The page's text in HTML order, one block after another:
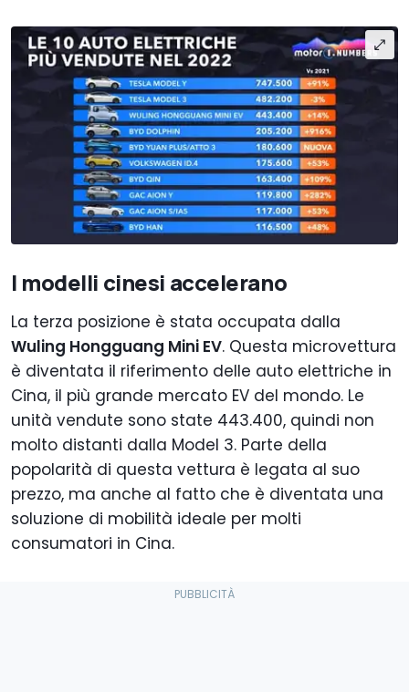
I modelli cinesi accelerano
La terza posizione è stata occupata dalla
Wuling Hongguang Mini EV. Questa microvettura
è diventata il riferimento delle auto elettriche in
Cina, il più grande mercato EV del mondo. Le
unità vendute sono state 443.400, quindi non
molto distanti dalla Model 3. Parte della
popolarità di questa vettura è legata al suo
prezzo, ma anche al fatto che è diventata una
soluzione di mobilità ideale per molti
consumatori in Cina.